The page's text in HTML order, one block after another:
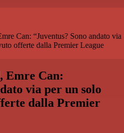
Can: “Juventus? Sono andato via
offerte dalla Premier League
Emre Can:
via per un solo
dalla Premier